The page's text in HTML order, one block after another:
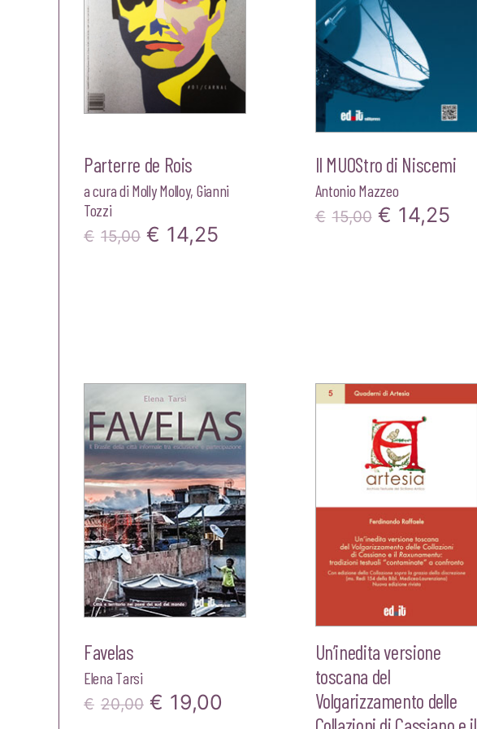
Parterre de Rois
a cura di Molly Molloy, Gianni
Tozzi
€ 15,00 Il
€ 14,25
Il MUOStro di Niscemi
Antonio Mazzeo
€ 15,00 Il
€ 14,25Il
Favelas
Elena Tarsi
€ 20,00 Il
€ 19,00
Un’inedita versione
toscana del
Volgarizzamento delle